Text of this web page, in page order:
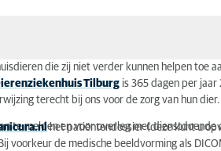
die zij niet verder kunnen helpen toe
Tilburg is 365 dagen per
terecht bij ons voor de zorg van hun dier.
te melden en voor overleg met dienstdoende
het patiëntendossier (deze kunt u
voorkeur de medische beeldvorming als